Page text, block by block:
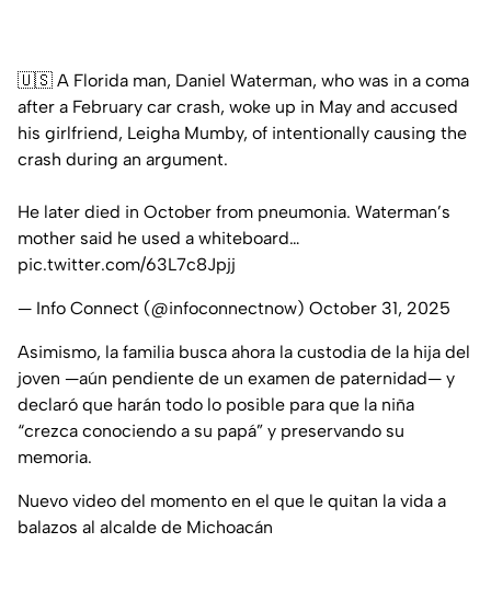
🇺🇸 A Florida man, Daniel Waterman, who was in a coma
after a February car crash, woke up in May and accused
his girlfriend, Leigha Mumby, of intentionally causing the
crash during an argument.
He later died in October from pneumonia. Waterman’s
mother said he used a whiteboard…
pic.twitter.com/63L7c8Jpjj
— Info Connect (@infoconnectnow) October 31, 2025
Asimismo, la familia busca ahora la custodia de la hija del
joven —aún pendiente de un examen de paternidad— y
declaró que harán todo lo posible para que la niña
“crezca conociendo a su papá” y preservando su
memoria.
Nuevo video del momento en el que le quitan la vida a
balazos al alcalde de Michoacán